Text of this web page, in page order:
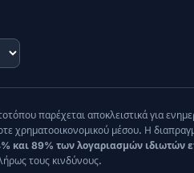
παρέχεται αποκλειστικά για
μέσου. Η
και 89% των λογαριασμών ιδιωτών
τους κινδύνους.